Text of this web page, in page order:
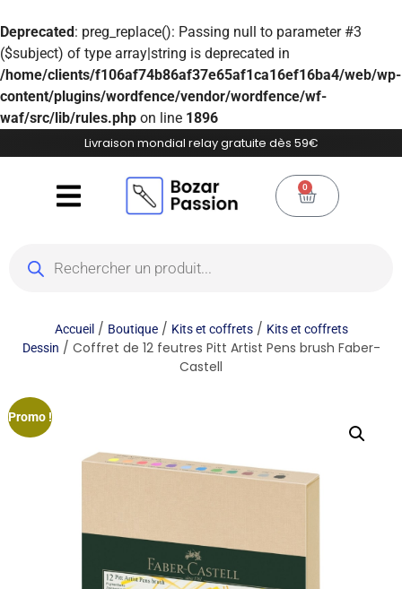
Deprecated: preg_replace(): Passing null to parameter #3
($subject) of type array|string is deprecated in
/home/clients/f106af74b86af37e65af1ca16ef16ba4/web/wp-
content/plugins/wordfence/vendor/wordfence/wf-
waf/src/lib/rules.php on line 1896
Livraison mondial relay gratuite dès 59€
0
Accueil/ Boutique/ Kits et coffrets/ Kits et coffrets
Dessin / Coffret de 12 feutres Pitt Artist Pens brush Faber-
Castell
Promo !